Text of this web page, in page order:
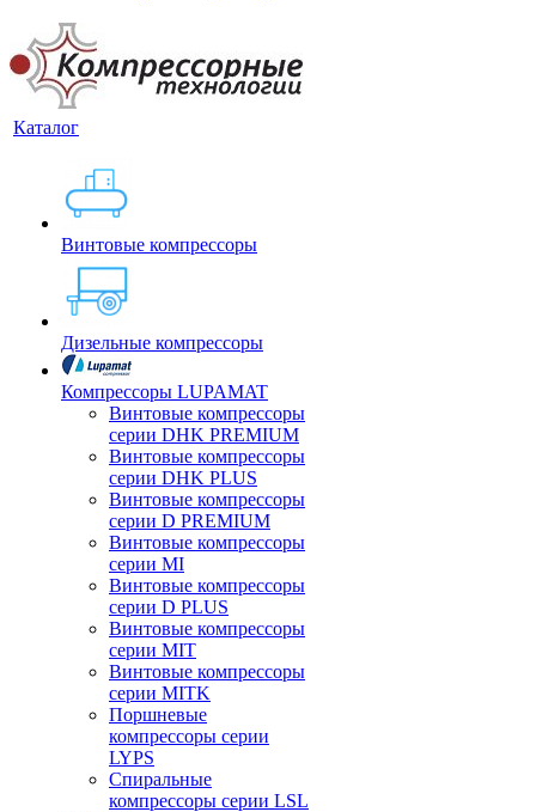
Каталог
Винтовые компрессоры
Дизельные компрессоры
Компрессоры LUPAMAT
Винтовые компрессоры
серии DHK PREMIUM
Винтовые компрессоры
серии DHK PLUS
Винтовые компрессоры
серии D PREMIUM
Винтовые компрессоры
серии MI
Винтовые компрессоры
серии D PLUS
Винтовые компрессоры
серии MIT
Винтовые компрессоры
серии MITK
Поршневые
компрессоры серии
LYPS
Спиральные
компрессоры серии LSL